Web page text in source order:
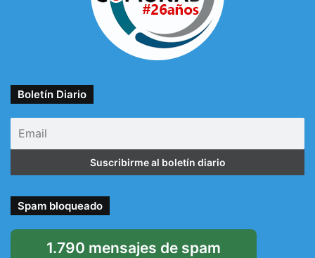
Boletín Diario
Spam bloqueado
1.790 mensajes de spam